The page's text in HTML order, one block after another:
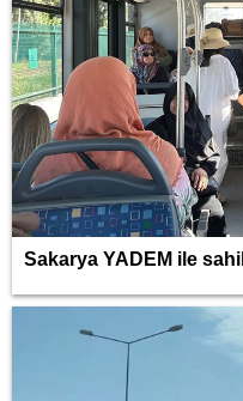
Sakarya YADEM ile